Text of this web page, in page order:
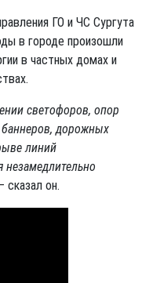
ГО и ЧС Сургута
в городе произошли
в частных домах и
светофоров, опор
дорожных
линий
сказал он.